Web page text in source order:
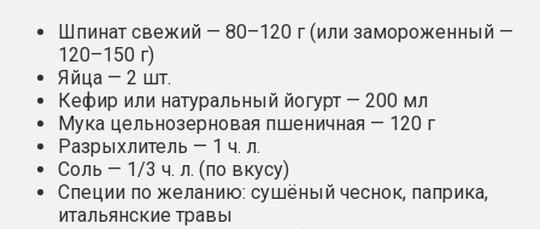
Шпинат свежий — 80–120 г (или замороженный —
120–150 г)
Яйца — 2 шт.
Кефир или натуральный йогурт — 200 мл
Мука цельнозерновая пшеничная — 120 г
Разрыхлитель — 1 ч. л.
Соль — 1/3 ч. л. (по вкусу)
Специи по желанию: сушёный чеснок, паприка,
итальянские травы